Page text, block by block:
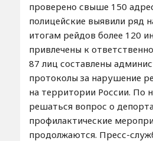
проверено свыше 150
полицейские выявили ряд
итогам рейдов более 120
привлечены к
87 лиц составлены
протоколы за нарушение
на территории России. По
решаться вопрос о
профилактические
продолжаются. Пресс-